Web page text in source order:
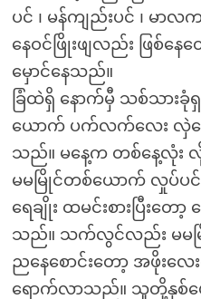
ပင် ၊ မန်ကျည်းပင် ၊ မာလက
နေဝင်ဖြိုးဖျလည်း ဖြစ်န
မှောင်နေသည်။
ခြံထဲရှိ နောက်မှီ သစ်သား
ယောက် ပက်လက်လေး လှဲန
သည်။ မနေ့က တစ်နေ့လုံး လိုး
မမမြိုင်တစ်ယောက် လှုပ်ပင်
ရေချိုး ထမင်းစားပြီးတ
သည်။ သက်လွင်လည်း မမမ
ညနေစောင်းတော့ အဖိုးလ
ရောက်လာသည်။ သူတို့နှစ်ယ